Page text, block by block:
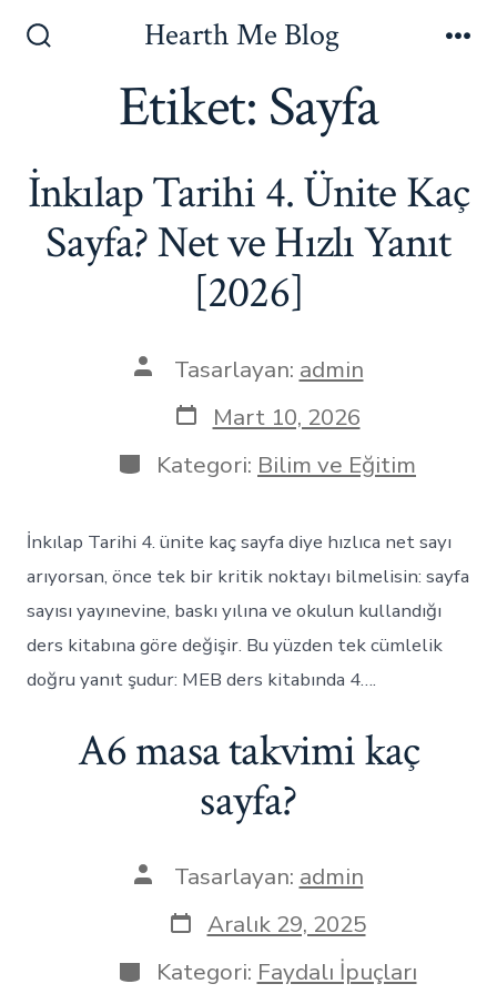
atla
Çubuğunu
Göster/Gizle
Hearth Me Blog
Etiket: Sayfa
İnkılap Tarihi 4. Ünite Kaç
Sayfa? Net ve Hızlı Yanıt
[2026]
YazınınTasarlayan: admin
Yazı
tarihi
Mart 10, 2026
Kategoriler
Kategori: Bilim ve Eğitim
İnkılap Tarihi 4. ünite kaç sayfa diye hızlıca net sayı
arıyorsan, önce tek bir kritik noktayı bilmelisin: sayfa
sayısı yayınevine, baskı yılına ve okulun kullandığı
ders kitabına göre değişir. Bu yüzden tek cümlelik
doğru yanıt şudur: MEB ders kitabında 4….
A6 masa takvimi kaç
sayfa?
YazınınTasarlayan: admin
Yazı
tarihi
Aralık 29, 2025
Kategoriler
Kategori: Faydalı İpuçları